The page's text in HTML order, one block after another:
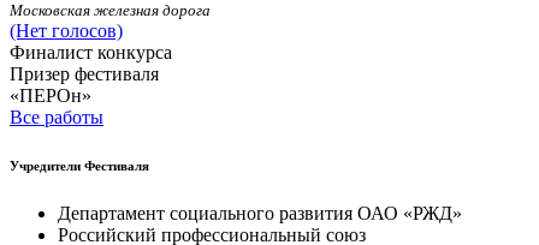
Московская железная дорога
(Нет голосов)
Финалист конкурса
Призер фестиваля
«ПЕРОн»
Все работы
Учредители Фестиваля
Департамент социального развития ОАО «РЖД»
Российский профессиональный союз